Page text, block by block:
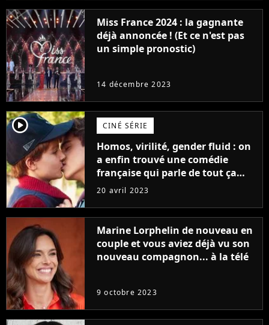
Miss France 2024 : la gagnante
déjà annoncée ! (Et ce n'est pas
un simple pronostic)
14 décembre 2023
player2 CINÉ SÉRIE
Homos, virilité, gender fluid : on
a enfin trouvé une comédie
française qui parle de tout ça
sans être super ringarde
20 avril 2023
Marine Lorphelin de nouveau en
couple et vous aviez déjà vu son
nouveau compagnon... à la télé
9 octobre 2023